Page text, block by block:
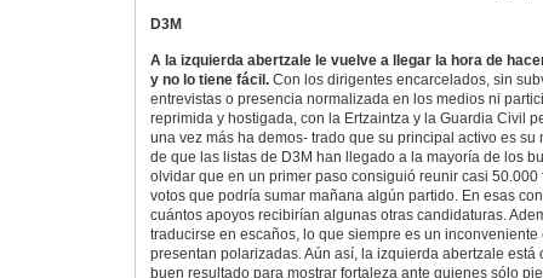
D3M
A la izquierda abertzale le vuelve a llegar la hora de
y no lo tiene fácil. Con los dirigentes encarcelados, sin
entrevistas o presencia normalizada en los medios ni
reprimida y hostigada, con la Ertzaintza y la Guardia Civil
una vez más ha demos- trado que su principal activo es su
de que las listas de D3M han llegado a la mayoría de los
olvidar que en un primer paso consiguió reunir casi 50.000
votos que podría sumar mañana algún partido. En esas
cuántos apoyos recibirían algunas otras candidaturas.
traducirse en escaños, lo que siempre es un
presentan polarizadas. Aún así, la izquierda abertzale está
buen resultado para mostrar fortaleza ante quienes sólo